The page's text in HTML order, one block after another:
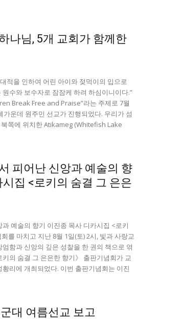
나님, 5개 교회가 함께한
적을 인하여 어린 아이와 젖먹이의 입으로
수와 보수자로 잠잠케 하려 하심이니이다.”
Break Free and Praise”라는 주제로 7월
운데 원주민 선교가 진행되었다. 우리가 섬
쪽에 위치한 Atikameg (Whitefish Lake
피어난 신앙과 예술의 향
집 <로키의 숨결 그 은은
예술의 향기 이진종 목사 디카시집 <로키
를 마치고 지난 8월 1일(토) 2시, 빛과 사랑교
함과 신앙의 깊은 성찰을 한 권의 책으로 엮
의 숨결 그 은은한 향기》 출판기념회가 교
리에 개최되었다. 이번 출판기념회는 이진
대 여름선교 보고